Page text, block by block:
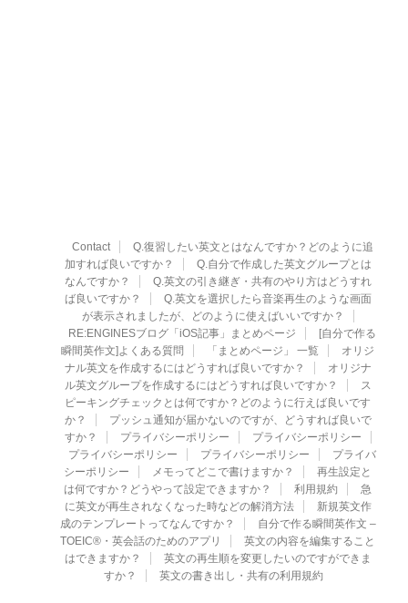
Contact
Q.復習したい英文とはなんですか？どのように追
加すれば良いですか？
Q.自分で作成した英文グループとは
なんですか？
Q.英文の引き継ぎ・共有のやり方はどうすれ
ば良いですか？
Q.英文を選択したら音楽再生のような画面
が表示されましたが、どのように使えばいいですか？
RE:ENGINESブログ「iOS記事」まとめページ
[自分で作る
瞬間英作文]よくある質問
「まとめページ」 一覧
オリジ
ナル英文を作成するにはどうすれば良いですか？
オリジナ
ル英文グループを作成するにはどうすれば良いですか？
ス
ピーキングチェックとは何ですか？どのように行えば良いです
か？
プッシュ通知が届かないのですが、どうすれば良いで
すか？
プライバシーポリシー
プライバシーポリシー
プライバシーポリシー
プライバシーポリシー
プライバ
シーポリシー
メモってどこで書けますか？
再生設定と
は何ですか？どうやって設定できますか？
利用規約
急
に英文が再生されなくなった時などの解消方法
新規英文作
成のテンプレートってなんですか？
自分で作る瞬間英作文 –
TOEIC®・英会話のためのアプリ
英文の内容を編集すること
はできますか？
英文の再生順を変更したいのですができま
すか？
英文の書き出し・共有の利用規約